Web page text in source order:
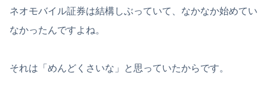
ネオモバイル証券は結構しぶっていて、なかなか始めてい
なかったんですよね。
それは「めんどくさいな」と思っていたからです。